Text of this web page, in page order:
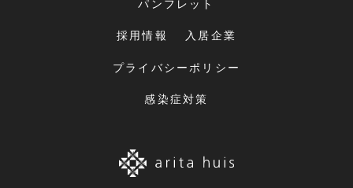
パンフレット
採用情報 入居企業
プライバシーポリシー
感染症対策